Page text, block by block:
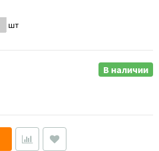
шт
В наличии